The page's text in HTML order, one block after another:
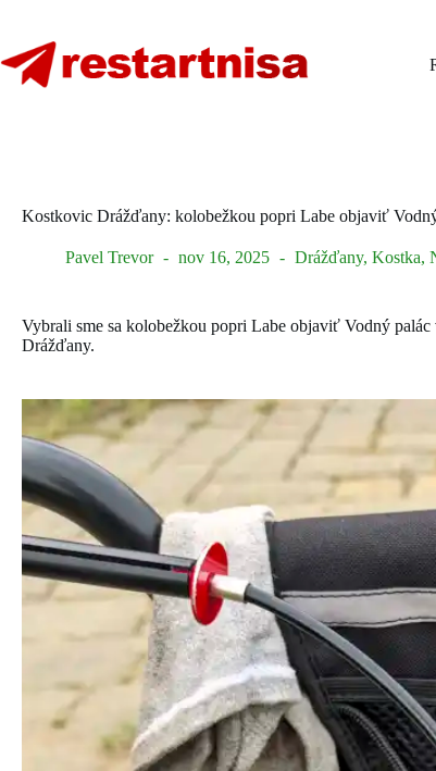
content
Kostkovic Drážďany: kolobežkou popri Labe objaviť
Pavel Trevor nov 16, 2025 Drážďany, Kostka,
Vybrali sme sa kolobežkou popri Labe objaviť Vodný
Drážďany.